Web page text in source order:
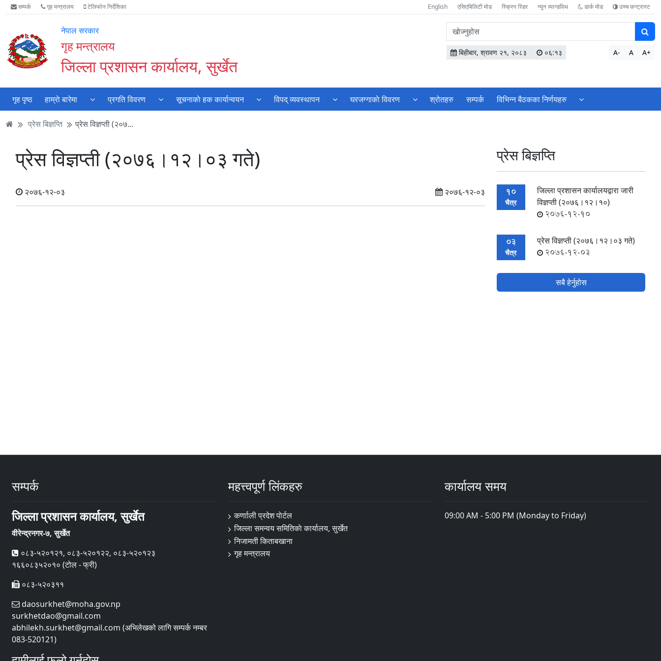
Accessibility
Mode
गर्नुहोस्
मुख्य
सामाग्री
मुख्य
नेभिगेसन
वेबसाइट
खोजमा
सम्पर्क गृह मन्त्रालय टेलिफोन निर्देशिका English एसिएबिलिटी मोड स्क्रिन रिडर न्यून व्यान्डविथ डार्क मोड उच्च कन्ट्रास्ट
नेपाल सरकार
गृह मन्त्रालय
जिल्ला प्रशासन कार्यालय, सुर्खेत
वेबसाइटमा
सामग्री
खोज्नुहोस
बिहीबार, श्रावण २१, २०८३ ०६:१३ A- A A+
गृह पृष्ठ हाम्राे बारेमा प्रगति विवरण सूचनाकाे हक कार्यान्वयन विपद् व्यवस्थापन घरजग्गाकाे विवरण श्रोतहरु सम्पर्क विभिन्न बैठकका निर्णयहरु
प्रेस बिज्ञप्ति प्रेस विज्ञप्ती (२०७...
प्रेस विज्ञप्ती (२०७६।१२।०३ गते)
२०७६-१२-०३ २०७६-१२-०३
प्रेस बिज्ञप्ति
10
चैत्र
जिल्ला प्रशासन कार्यालयद्वारा जारी
विज्ञप्ती (२०७६।१२।१०)
2076-12-10
03
चैत्र
प्रेस विज्ञप्ती (२०७६।१२।०३ गते)
2076-12-03
सबै हेर्नुहोस
सम्पर्क
जिल्ला प्रशासन कार्यालय, सुर्खेत
वीरेन्द्रनगर-७, सुर्खेत
०८३-५२०१२१, ०८३-५२०१२२, ०८३-५२०१२३
१६६०८३५२०१० (टोल - फ्री)
०८३-५२०३११
daosurkhet@moha.gov.np
surkhetdao@gmail.com
abhilekh.surkhet@gmail.com (अभिलेखको लागि सम्पर्क नम्बर
083-520121)
महत्त्वपूर्ण लिंकहरु
कर्णााली प्रदेश पाेर्टल
जिल्ला समन्वय समितिकाे कार्यालय, सुर्खेत
निजामती किताबखाना
गृह मन्त्रालय
कार्यालय समय
09:00 AM - 5:00 PM (Monday to Friday)